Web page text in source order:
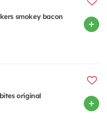
smokey bacon
original